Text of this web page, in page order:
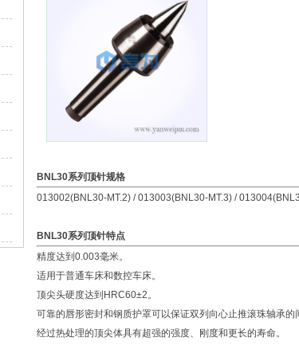
BNL30系列顶针规格
013002(BNL30-MT.2) / 013003(BNL30-MT.3) /
BNL30系列顶针特点
精度达到0.003毫米。
适用于普通车床和数控车床。
顶尖头硬度达到HRC60±2。
可靠的唇形密封和钢质护罩可以保证双列向心止推滚珠轴承的
经过热处理的顶尖体具有超强的强度、刚度和更长的寿命。